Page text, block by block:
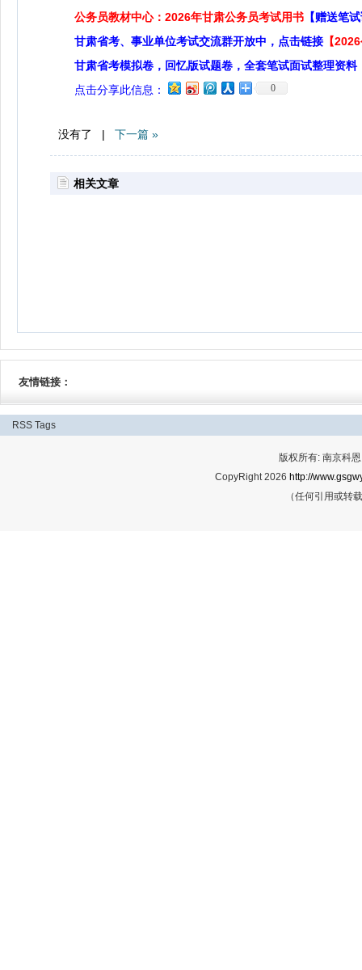
公务员教材中心：2026年甘肃公务员考试用书 【赠送笔
甘肃省考、事业单位考试交流群开放中，点击链接 【
甘肃省考模拟卷，回忆版试题卷，全套笔试面试整理资料
点击分享此信息：
0
没有了 | 下一篇 »
相关文章
友情链接：
RSS Tags
版权所有: 南京科
CopyRight 2026 http://
（任何引用或转